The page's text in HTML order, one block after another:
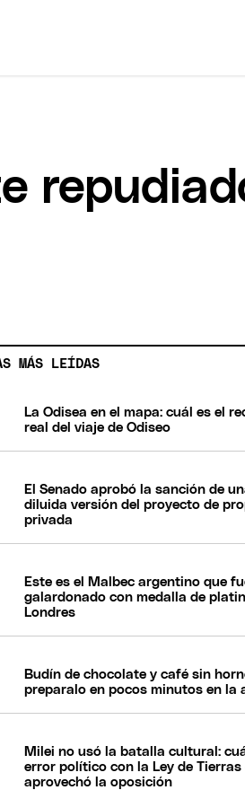
MÁS LEÍDAS
La Odisea en el mapa: cuál es el
real del viaje de Odiseo
El Senado aprobó la sanción de
diluida versión del proyecto de
privada
Este es el Malbec argentino que
galardonado con medalla de
Londres
Budín de chocolate y café sin
preparalo en pocos minutos en la
Milei no usó la batalla cultural:
error político con la Ley de Tierras
aprovechó la oposición